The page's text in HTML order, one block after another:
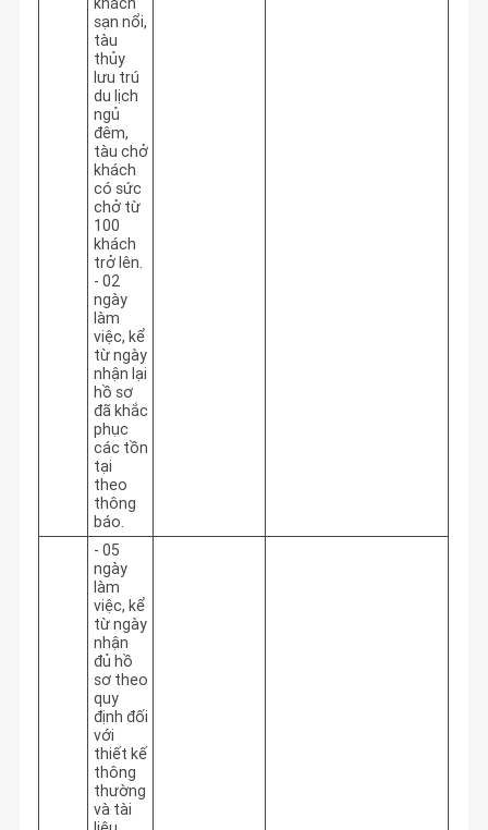
sạn nổi,
tàu
thủy
lưu trú
du lịch
ngủ
đêm,
tàu chở
khách
có sức
chở từ
100
khách
trở lên.
- 02
ngày
làm
việc, kể
từ ngày
nhận lại
hồ sơ
đã khắc
phục
các tồn
tại
theo
thông
báo.
- 05
ngày
làm
việc, kể
từ ngày
nhận
đủ hồ
sơ theo
quy
định đối
với
thiết kế
thông
thường
và tài